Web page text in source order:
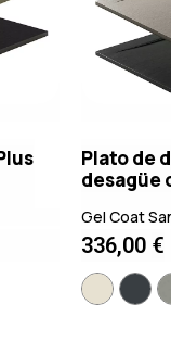
Plato de
desagüe
Gel Coat
336,00 €